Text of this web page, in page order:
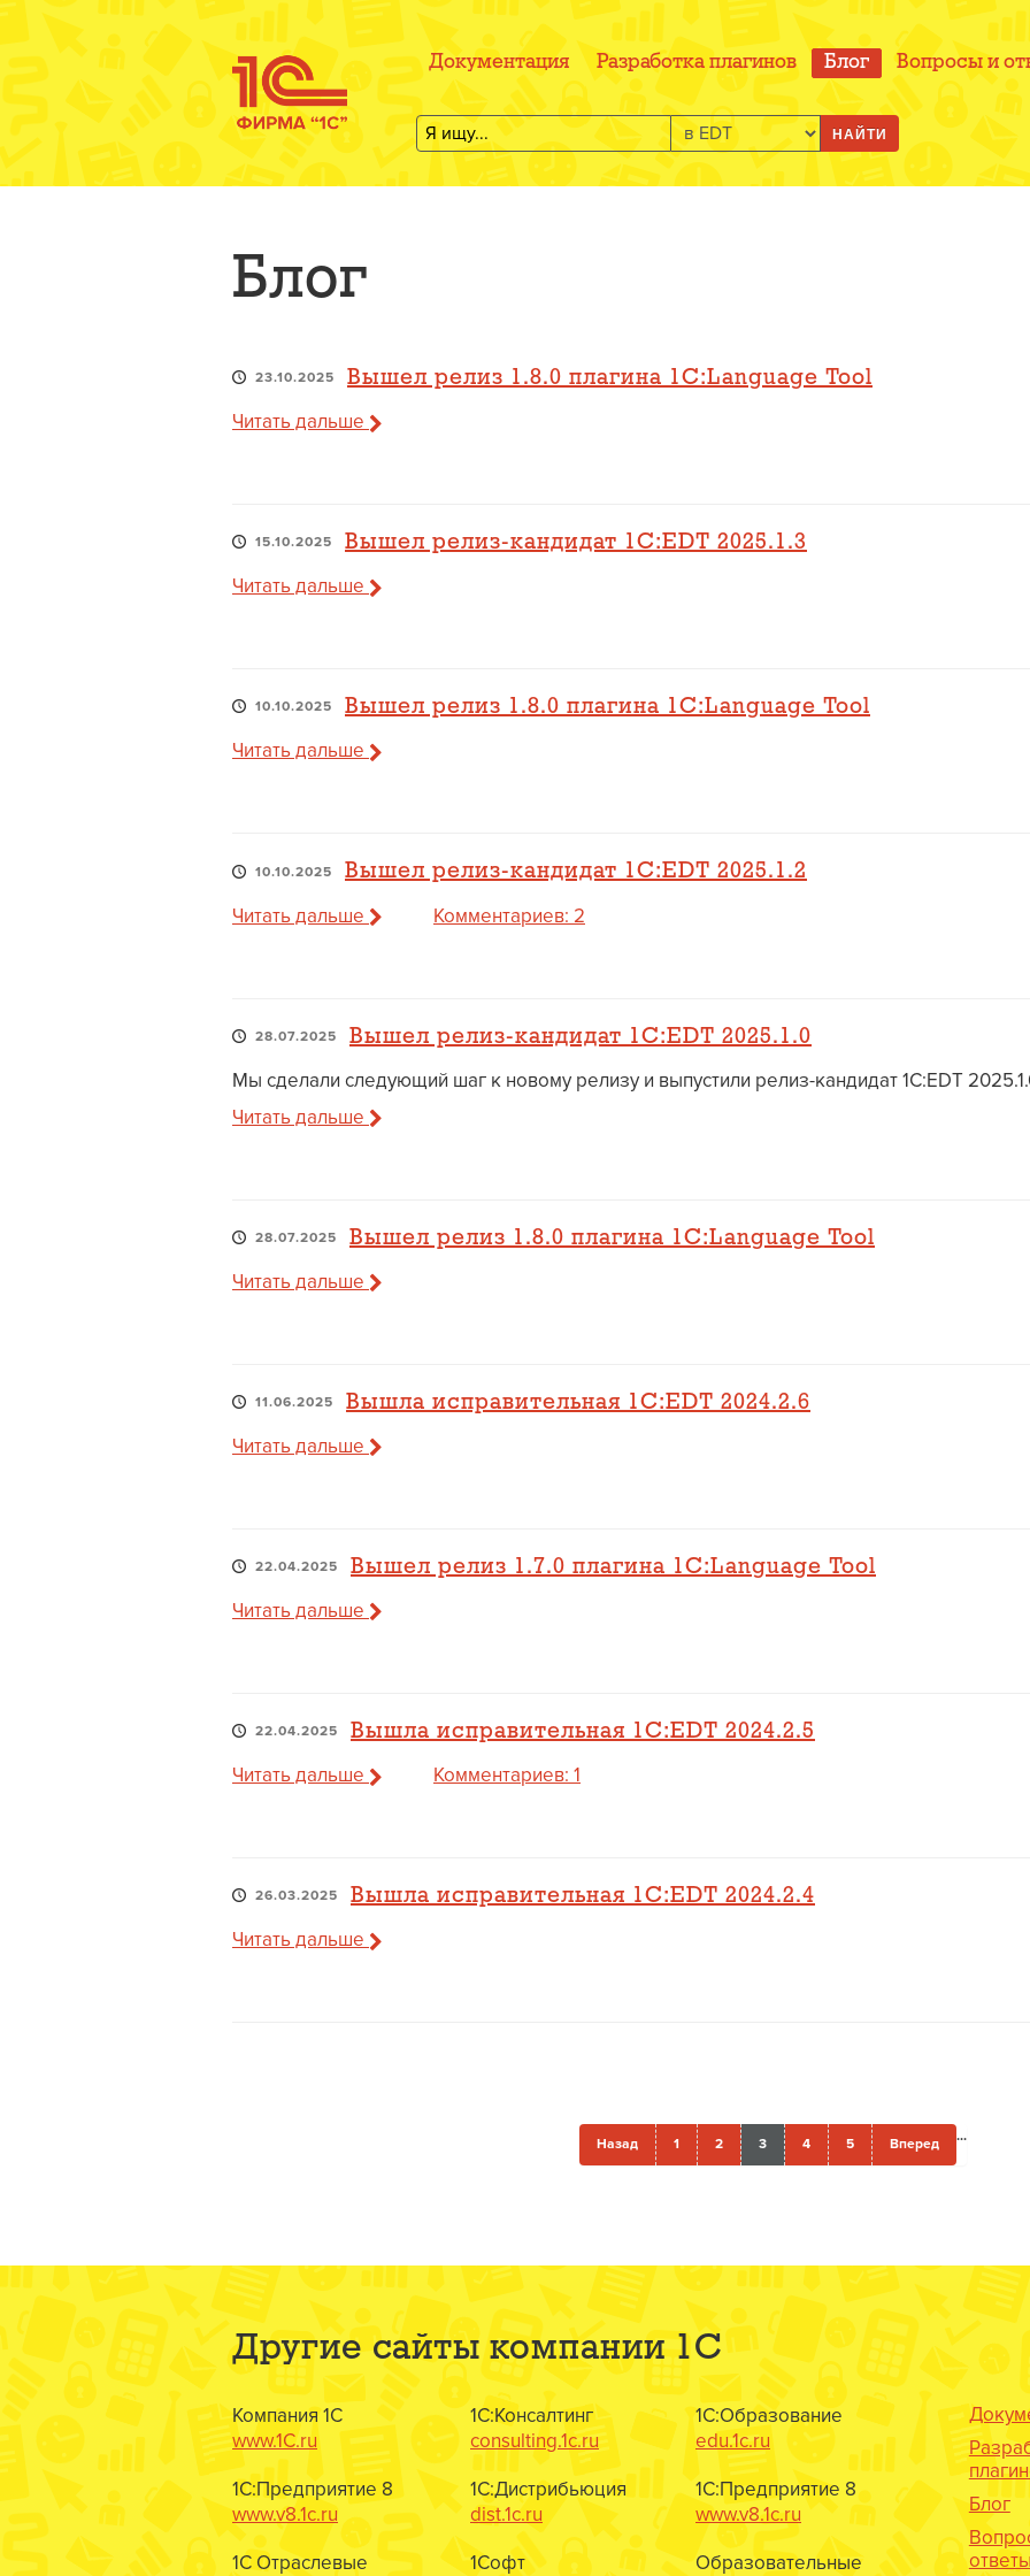
Документация Разработка плагинов Блог Вопросы и
НАЙТИ
Блог
23.10.2025 Вышел релиз 1.8.0 плагина 1C:Language Tool
Читать дальше
15.10.2025 Вышел релиз-кандидат 1C:EDT 2025.1.3
Читать дальше
10.10.2025 Вышел релиз 1.8.0 плагина 1C:Language Tool
Читать дальше
10.10.2025 Вышел релиз-кандидат 1C:EDT 2025.1.2
Читать дальше Комментариев: 2
28.07.2025 Вышел релиз-кандидат 1C:EDT 2025.1.0
Мы сделали следующий шаг к новому релизу и выпустили релиз-кандидат 1C:EDT
Читать дальше
28.07.2025 Вышел релиз 1.8.0 плагина 1C:Language Tool
Читать дальше
11.06.2025 Вышла исправительная 1C:EDT 2024.2.6
Читать дальше
22.04.2025 Вышел релиз 1.7.0 плагина 1C:Language Tool
Читать дальше
22.04.2025 Вышла исправительная 1C:EDT 2024.2.5
Читать дальше Комментариев: 1
26.03.2025 Вышла исправительная 1C:EDT 2024.2.4
Читать дальше
Назад 1 2 3 4 5 ...
Вперед
Другие сайты компании 1С
Компания 1С
www.1C.ru
1С:Предприятие 8
www.v8.1c.ru
1С Отраслевые
1С:Консалтинг
consulting.1c.ru
1С:Дистрибьюция
dist.1c.ru
1Софт
1С:Образование
edu.1c.ru
1С:Предприятие 8
www.v8.1c.ru
Образовательные
Блог